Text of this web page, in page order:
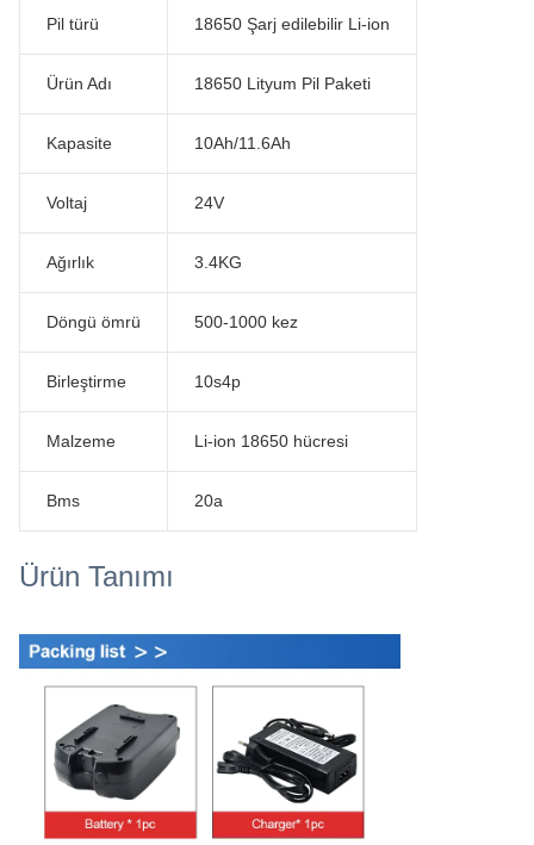
Pil türü 18650 Şarj edilebilir Li-ion
Ürün Adı 18650 Lityum Pil Paketi
Kapasite 10Ah/11.6Ah
Voltaj 24V
Ağırlık 3.4KG
Döngü ömrü 500-1000 kez
Birleştirme 10s4p
Malzeme Li-ion 18650 hücresi
Bms 20a
Ürün Tanımı